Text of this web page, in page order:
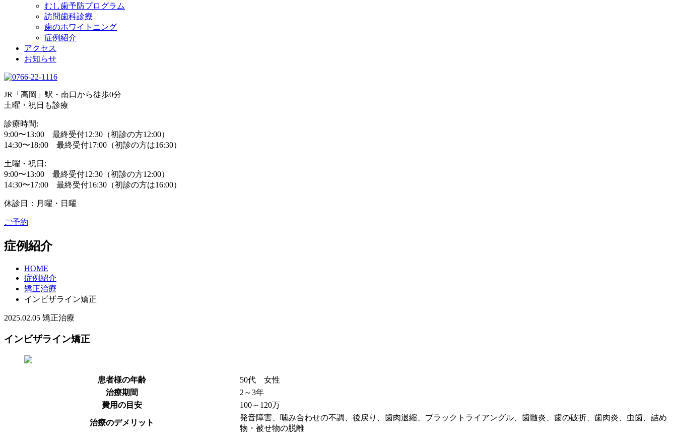
むし歯予防プログラム
訪問歯科診療
歯のホワイトニング
症例紹介
アクセス
お知らせ
JR「高岡」駅・南口から徒歩0分
土曜・祝日も診療
診療時間:
9:00〜13:00 最終受付12:30（初診の方12:00）
14:30〜18:00 最終受付17:00（初診の方は16:30）
土曜・祝日:
9:00〜13:00 最終受付12:30（初診の方12:00）
14:30〜17:00 最終受付16:30（初診の方は16:00）
休診日：月曜・日曜
ご予約
症例紹介
HOME
症例紹介
矯正治療
インビザライン矯正
2025.02.05 矯正治療
インビザライン矯正
患者様の年齢
50代 女性
治療期間
2～3年
費用の目安
100～120万
治療のデメリット
発音障害、噛み合わせの不調、後戻り、歯肉退縮、ブラックトライアングル、歯髄炎、歯の破折、歯肉炎、虫歯、詰め
物・被せ物の脱離